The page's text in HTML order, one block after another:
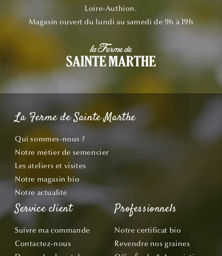
Loire-Authion.
Magasin ouvert du lundi au samedi de 9h à 19h
La Ferme de Sainte Marthe
Qui sommes-nous ?
Notre métier de semencier
Les ateliers et visites
Notre magasin bio
Notre actualité
Service client
Suivre ma commande
Contactez-nous
Professionnels
Notre certificat bio
Revendre nos graines